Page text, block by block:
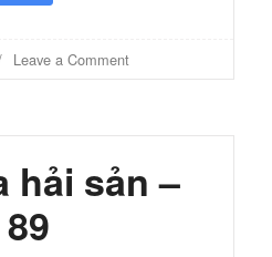
Leave a Commenton
Bốn
sản
Chương
hải sản –